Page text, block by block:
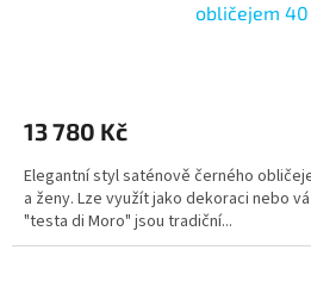
obličejem 40
13 780 Kč
Elegantní styl saténově černého
a ženy. Lze využít jako dekoraci nebo
"testa di Moro" jsou tradiční...